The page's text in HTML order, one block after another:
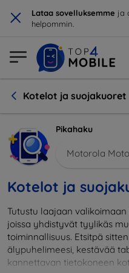
× Lataa sovelluksemme ja
helpommin.
Kotelot ja suojakuoret
Pikahaku
Motorola
Kotelot ja
Tutustu laajaan
joissa yhdistyvät tyylikäs
toiminnallisuus. Etsitpä
älypuhelimeesi, kestävää
kannettavan tietokoneen